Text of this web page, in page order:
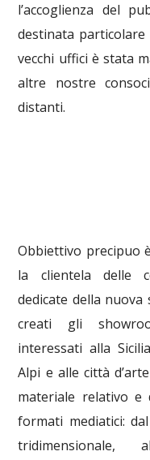
l’accoglienza del
destinata
vecchi uffici è stata
altre nostre
distanti.
Obbiettivo precipuo
la clientela delle
dedicate della
creati gli
interessati alla
Alpi e alle città
materiale relativo e
formati mediatici: